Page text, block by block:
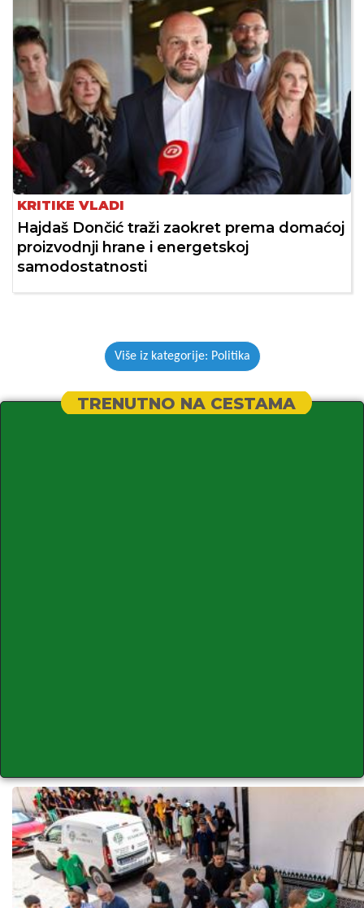
KRITIKE VLADI
Hajdaš Dončić traži zaokret prema domaćoj
proizvodnji hrane i energetskoj
samodostatnosti
Više iz kategorije: Politika
TRENUTNO NA CESTAMA